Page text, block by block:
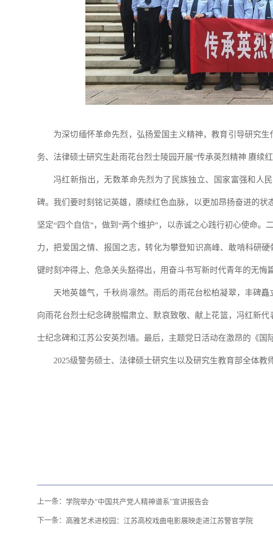
为深切缅怀革命先烈，弘扬爱国主义精神，教育引导研究
务、法律硕士研究生赴雨花台烈士陵园开展“传承英烈精神 赓续
冯红新指出，无数革命先烈为了民族独立、国家富强和人
碑。我们要时刻铭记英雄，赓续红色血脉，以更加昂扬奋进的状
坚定“四个自信”，做到“两个维护”，以赤诚之心践行初心使命。
力，把爱国之情、报国之志，转化为攀登知识高峰、敢啃科研
键时刻冲得上、危急关头豁得出，用奋斗书写新时代青年的无悔
天地英雄气，千秋尚凛然。雨后的雨花台松柏凝翠，丰碑
向雨花台烈士纪念碑脱帽肃立、默哀致敬、献上花篮，冯红新
士纪念碑和江苏公安英烈墙。最后，主题党日活动在激昂的《国
2025级警务硕士、法律硕士研究生以及研究生教育部全体教
上一条： 学院举办“中国共产党人精神谱系”宣讲报告会
下一条： 高雅艺术进校园：江苏高校戏曲电影展映走进江苏警官学院